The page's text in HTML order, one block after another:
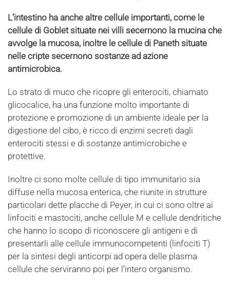
L’intestino ha anche altre cellule importanti, come le
cellule di Goblet situate nei villi secernono la mucina che
avvolge la mucosa, inoltre le cellule di Paneth situate
nelle cripte secernono sostanze ad azione
antimicrobica.
Lo strato di muco che ricopre gli enterociti, chiamato
glicocalice, ha una funzione molto importante di
protezione e promozione di un ambiente ideale per la
digestione del cibo, è ricco di enzimi secreti dagli
enterociti stessi e di sostanze antimicrobiche e
protettive.
Inoltre ci sono molte cellule di tipo immunitario sia
diffuse nella mucosa enterica, che riunite in strutture
particolari dette placche di Peyer, in cui ci sono oltre ai
linfociti e mastociti, anche cellule M e cellule dendritiche
che hanno lo scopo di riconoscere gli antigeni e di
presentarli alle cellule immunocompetenti (linfociti T)
per la sintesi degli anticorpi ad opera delle plasma
cellule che serviranno poi per l’intero organismo.